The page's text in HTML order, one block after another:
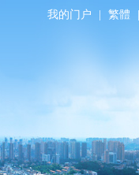
我的门户 繁體